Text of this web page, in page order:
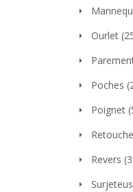
Ourlet
Poches
Poignet
Revers